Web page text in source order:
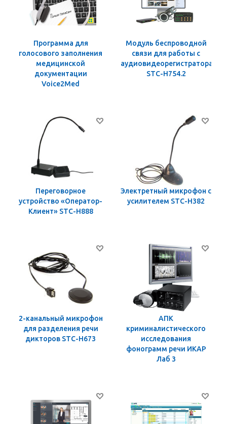
Программа для
голосового заполнения
медицинской
документации
Voice2Med
Модуль беспроводной
связи для работы с
аудиовидеорегистраторами
STC-H754.2
Переговорное
устройство «Оператор-
Клиент» STC-H888
Электретный микрофон с
усилителем STC-Н382
2-канальный микрофон
для разделения речи
дикторов STC-H673
АПК
криминалистического
исследования
фонограмм речи ИКАР
Лаб 3